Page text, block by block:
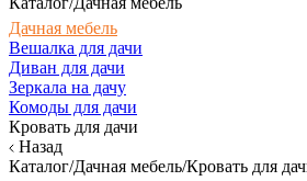
Дачная мебель
Вешалка для дачи
Диван для дачи
Зеркала на дачу
Комоды для дачи
Кровать для дачи
Назад
Каталог/Дачная мебель/Кровать для